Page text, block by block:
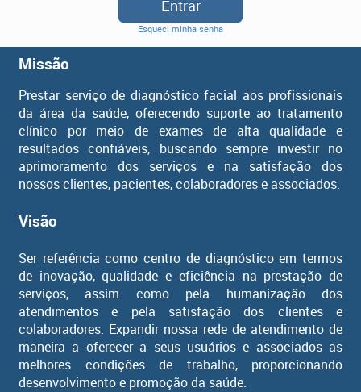
Esqueci minha senha
Missão
Prestar serviço de diagnóstico facial aos profissionais
da área da saúde, oferecendo suporte ao tratamento
clínico por meio de exames de alta qualidade e
resultados confiáveis, buscando sempre investir no
aprimoramento dos serviços e na satisfação dos
nossos clientes, pacientes, colaboradores e associados.
Visão
Ser referência como centro de diagnóstico em termos
de inovação, qualidade e eficiência na prestação de
serviços, assim como pela humanização dos
atendimentos e pela satisfação dos clientes e
colaboradores. Expandir nossa rede de atendimento de
maneira a oferecer a seus usuários e associados as
melhores condições de trabalho, proporcionando
desenvolvimento e promoção da saúde.